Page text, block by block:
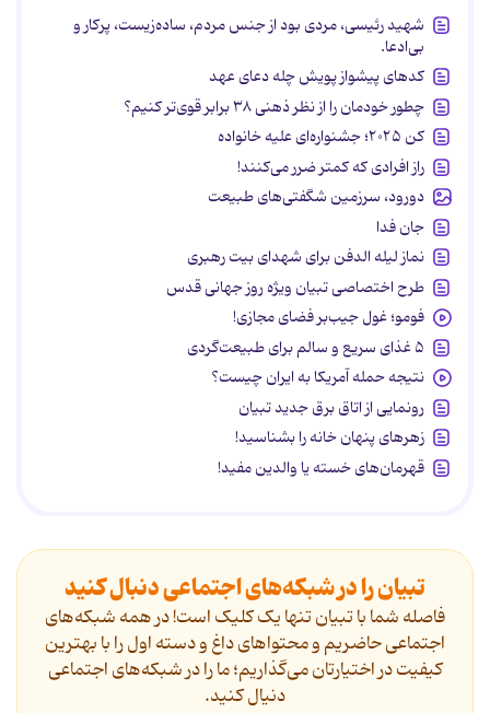
شهید رئیسی، مردی بود از جنس مردم، ساده‌زیست، پرکار و
بی‌ادعا.
کدهای پیشواز پویش چله دعای عهد
چطور خودمان را از نظر ذهنی ۳۸ برابر قوی‌تر کنیم؟
کن ۲۰۲۵؛ جشنواره‌ای علیه خانواده
راز افرادی که کمتر ضرر می‌کنند!
دورود، سرزمین شگفتی‌های طبیعت
جان فدا
نماز لیله الدفن برای شهدای بیت رهبری
طرح اختصاصی تبیان ویژه روز جهانی قدس
فومو؛ غول جیب‌بر فضای مجازی!
۵ غذای سریع و سالم برای طبیعت‌گردی
نتیجه حمله آمریکا به ایران چیست؟
رونمایی از اتاق برق جدید تبیان
زهرهای پنهان خانه را بشناسید!
قهرمان‌های خسته یا والدین مفید!
تبیان را در شبکه‌های اجتماعی دنبال کنید
فاصله شما با تبیان تنها یک کلیک است! در همه شبکه‌های
اجتماعی حاضریم و محتواهای داغ و دسته اول را با بهترین
کیفیت در اختیارتان می‌گذاریم؛ ما را در شبکه‌های اجتماعی
دنیال کنید.